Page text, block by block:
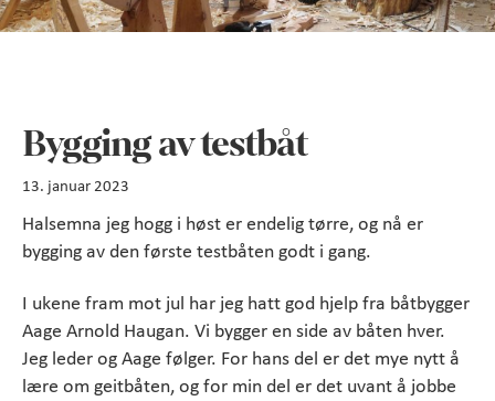
Bygging av testbåt
13. januar 2023
Halsemna jeg hogg i høst er endelig tørre, og nå er
bygging av den første testbåten godt i gang.
I ukene fram mot jul har jeg hatt god hjelp fra båtbygger
Aage Arnold Haugan. Vi bygger en side av båten hver.
Jeg leder og Aage følger. For hans del er det mye nytt å
lære om geitbåten, og for min del er det uvant å jobbe